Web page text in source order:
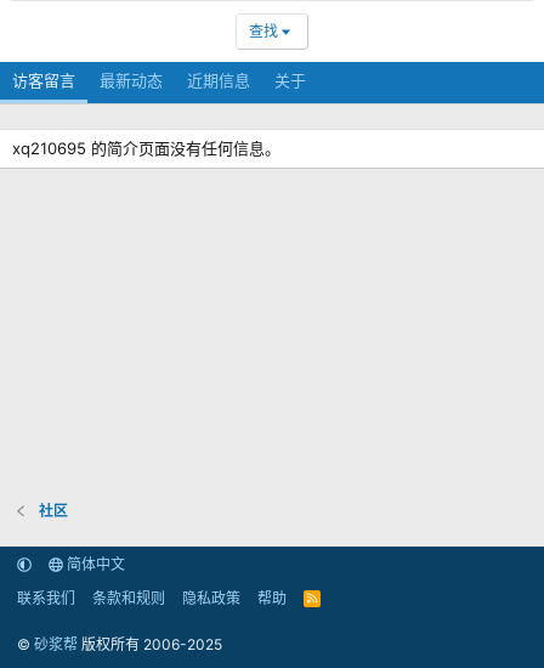
查找
访客留言 最新动态 近期信息 关于
xq210695 的简介页面没有任何信息。
社区
简体中文
联系我们
条款和规则 隐私政策 帮助
R
© 砂浆帮 版权所有 2006-2025